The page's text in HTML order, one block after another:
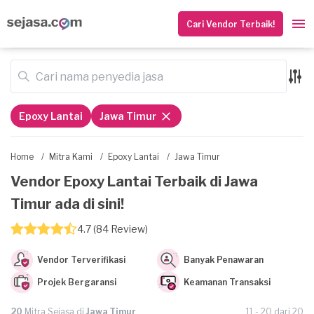
Cari Vendor Terbaik!
Home / Mitra Kami / Epoxy Lantai / Jawa Timur
Vendor Epoxy Lantai Terbaik di Jawa
Timur ada di sini!
4.7 (84 Review)
Vendor Terverifikasi Banyak Penawaran
Projek Bergaransi Keamanan Transaksi
20 Mitra Sejasa di Jawa Timur 11 - 20 dari 20
Epoxy Lantai Jawa Timur